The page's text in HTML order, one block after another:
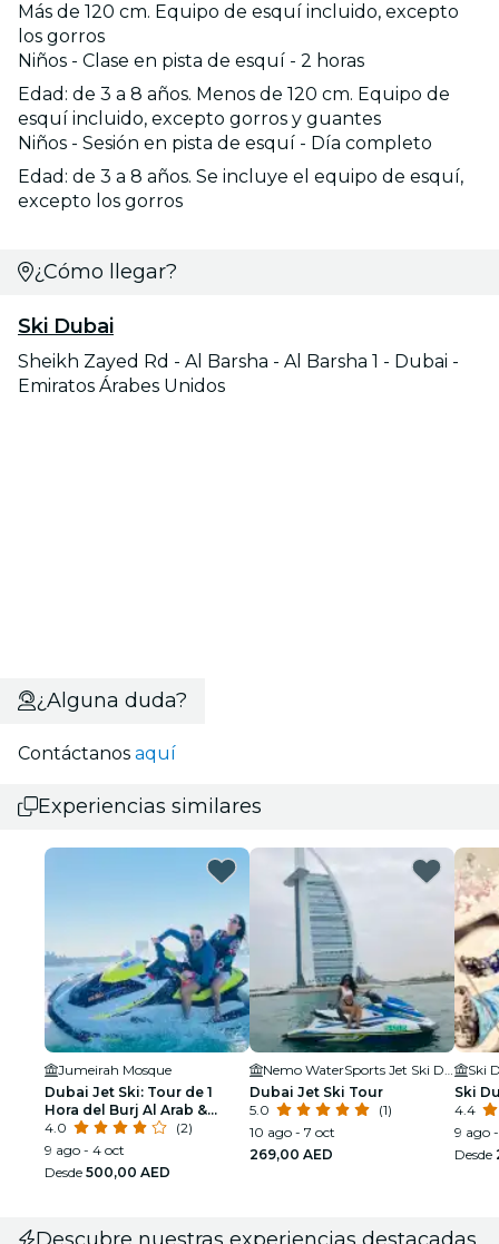
Más de 120 cm. Equipo de esquí incluido, excepto
los gorros
Niños - Clase en pista de esquí - 2 horas
Edad: de 3 a 8 años. Menos de 120 cm. Equipo de
esquí incluido, excepto gorros y guantes
Niños - Sesión en pista de esquí - Día completo
Edad: de 3 a 8 años. Se incluye el equipo de esquí,
excepto los gorros
¿Cómo llegar?
Ski Dubai
Sheikh Zayed Rd - Al Barsha - Al Barsha 1 - Dubai -
Emiratos Árabes Unidos
¿Alguna duda?
Contáctanos aquí
Experiencias similares
Jumeirah Mosque
Dubai Jet Ski: Tour de 1
Hora del Burj Al Arab &
Atlantis
4.0
(2)
9 ago - 4 oct
Desde 500,00 AED
Dubai Jet Ski Tour
5.0
(1)
10 ago - 7 oct
269,00 AED
Ski
Ski
4.4
9 ago
Desde